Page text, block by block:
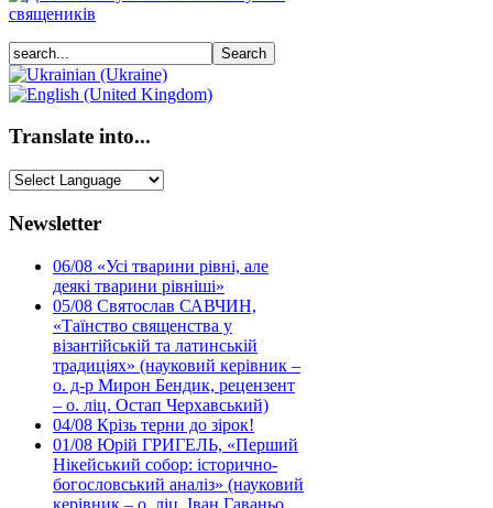
Translate into...
Newsletter
06/08 «Усі тварини рівні, але
деякі тварини рівніші»
05/08 Святослав САВЧИН,
«Таїнство священства у
візантійській та латинській
традиціях» (науковий керівник –
о. д-р Мирон Бендик, рецензент
– о. ліц. Остап Черхавський)
04/08 Крізь терни до зірок!
01/08 Юрій ГРИГЕЛЬ, «Перший
Нікейський собор: історично-
богословський аналіз» (науковий
керівник – о. ліц. Іван Гаваньо,